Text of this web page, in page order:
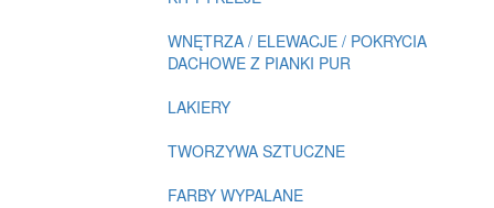
WNĘTRZA / ELEWACJE / POKRYCIA
DACHOWE Z PIANKI PUR
LAKIERY
TWORZYWA SZTUCZNE
FARBY WYPALANE